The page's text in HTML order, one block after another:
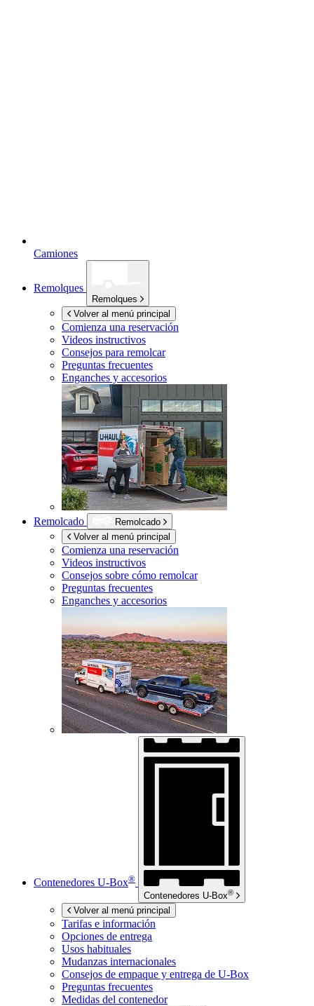
Camiones
Remolques
Remolques
Volver al menú principal
Comienza una reservación
Videos instructivos
Consejos para remolcar
Preguntas frecuentes
Enganches y accesorios
Remolcado
Remolcado
Volver al menú principal
Comienza una reservación
Videos instructivos
Consejos sobre cómo remolcar
Preguntas frecuentes
Enganches y accesorios
Contenedores U-Box®
Contenedores U-Box®
Volver al menú principal
Tarifas e información
Opciones de entrega
Usos habituales
Mudanzas internacionales
Consejos de empaque y entrega de U-Box
Preguntas frecuentes
Medidas del contenedor